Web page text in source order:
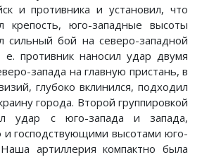
и противника и установил, что
крепость, юго-западные высоты
бой на северо-западной
е. противник наносил удар двумя
запада на главную пристань, в
глубоко вклинился, подходил
города. Второй группировкой
удар с юго-запада и запада,
и господствующими высотами юго-
артиллерия компактно была